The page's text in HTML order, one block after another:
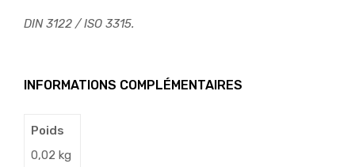
DIN 3122 / ISO 3315.
INFORMATIONS COMPLÉMENTAIRES
Poids
0,02 kg